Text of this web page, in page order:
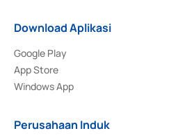
Download Aplikasi
Google Play
App Store
Windows App
Perusahaan Induk